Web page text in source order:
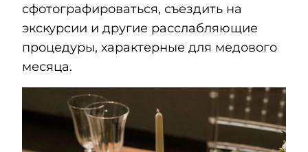
сфотографироваться, съездить на
экскурсии и другие расслабляющие
процедуры, характерные для медового
месяца.